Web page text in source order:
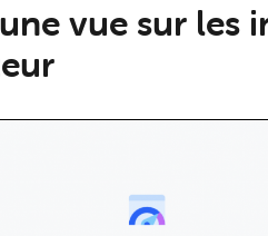
vue sur les